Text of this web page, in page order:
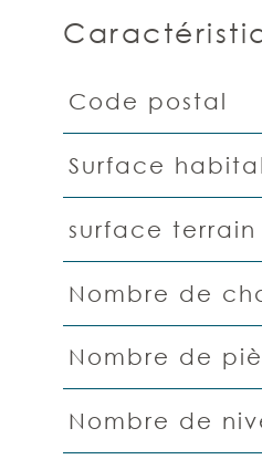
Caractéristiques
Code postal
Surface
surface terrain
Nombre de
Nombre de
Nombre de